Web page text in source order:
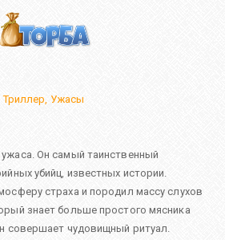
Триллер, Ужасы
Он самый таинственный
убийц, известных истории.
страха и породил массу слухов
знает больше простого мясника
совершает чудовищный ритуал.